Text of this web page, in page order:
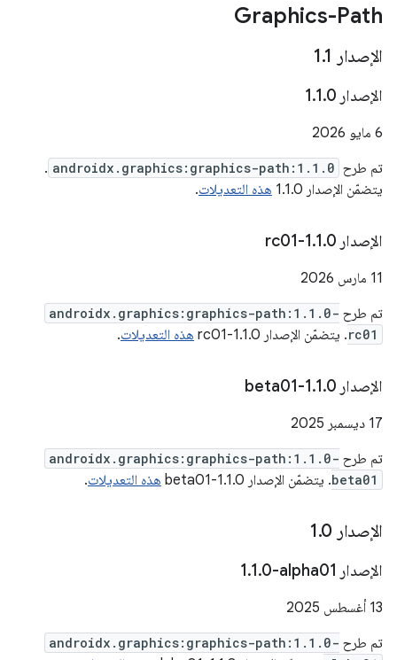
Graphics-Path
الإصدار 1 .1
الإصدار 1 .1.0
‫6 مايو 2026
تم طرح androidx.graphics:graphics-path:1.1.0
.
يتضمّن الإصدار 1.1.0
هذه التعديلات.
الإصدار 1 .1.0-rc01
‫11 مارس 2026
تم طرح androidx.graphics:graphics-path:1.1.0-
rc01. يتضمّن الإصدار 1.1.0-rc01 هذه التعديلات.
الإصدار 1 .1.0-beta01
‫17 ديسمبر 2025
تم طرح androidx.graphics:graphics-path:1.1.0-
beta01. يتضمّن الإصدار 1.1.0-beta01 هذه التعديلات.
الإصدار 1 .0
الإصدار ‎1 .1.0-alpha01
‫13 أغسطس 2025
تم طرح androidx.graphics:graphics-path:1.1.0-